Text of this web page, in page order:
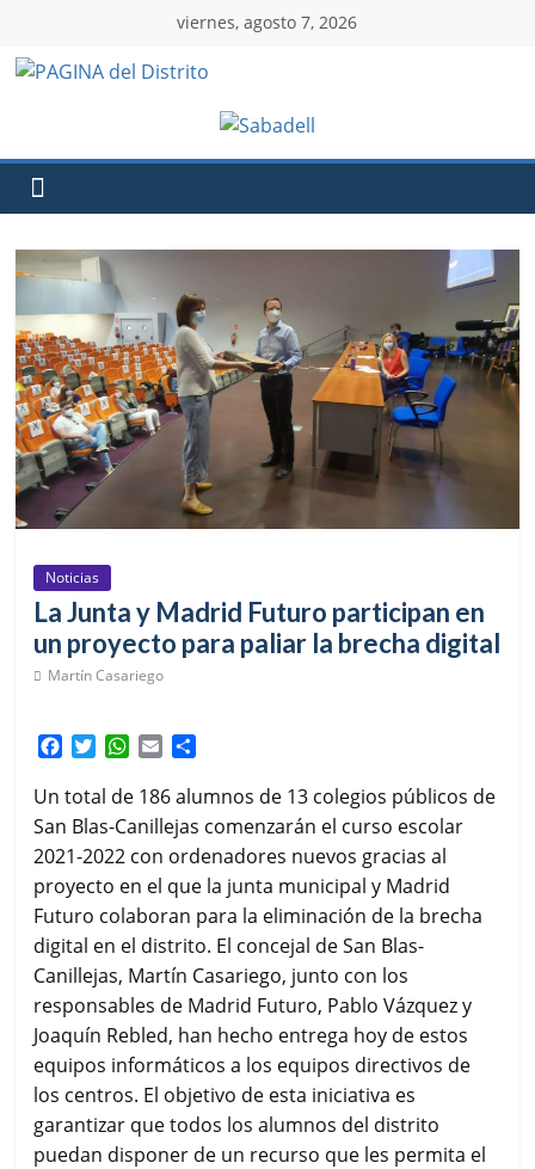
viernes, agosto 7, 2026
Noticias
La Junta y Madrid Futuro participan en
un proyecto para paliar la brecha digital
Martín Casariego
c
e
b
o
o
k
i
t
t
e
r
W
a
t
s
A
p
p
a
i
l
m
p
a
r
t
i
r
Un total de 186 alumnos de 13 colegios públicos de
San Blas-Canillejas comenzarán el curso escolar
2021-2022 con ordenadores nuevos gracias al
proyecto en el que la junta municipal y Madrid
Futuro colaboran para la eliminación de la brecha
digital en el distrito. El concejal de San Blas-
Canillejas, Martín Casariego, junto con los
responsables de Madrid Futuro, Pablo Vázquez y
Joaquín Rebled, han hecho entrega hoy de estos
equipos informáticos a los equipos directivos de
los centros. El objetivo de esta iniciativa es
garantizar que todos los alumnos del distrito
puedan disponer de un recurso que les permita el